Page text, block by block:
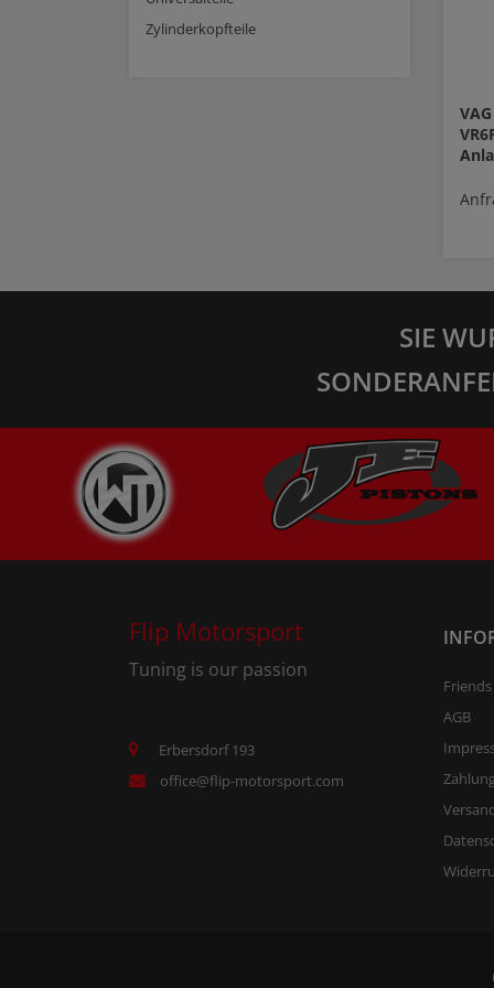
Zylinderkopfteile
SIE
Flip Motorsport
Tuning is our passion
Erbersdorf 193
office@flip-motorsport.com
Friends
AGB